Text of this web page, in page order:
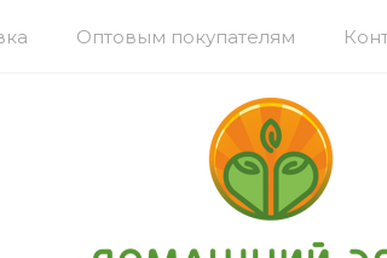
Оптовым покупателям